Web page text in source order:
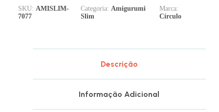
SKU: AMISLIM-
7077
Categoria:Amigurumi
Slim
Marca:
Círculo
Descrição
Informação Adicional